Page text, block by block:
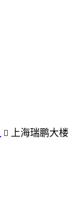
 上海瑞鹏大楼